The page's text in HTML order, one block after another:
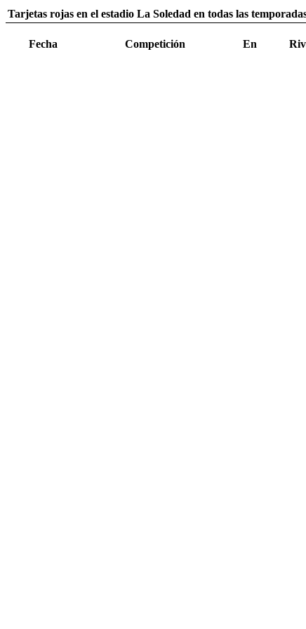
Tarjetas rojas en el estadio La Soledad en todas las
Fecha Competición En